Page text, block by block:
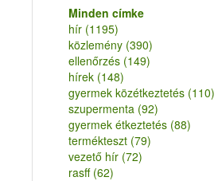
Minden címke
hír (1195)
közlemény (390)
ellenőrzés (149)
hírek (148)
gyermek közétkeztetés (110)
szupermenta (92)
gyermek étkeztetés (88)
termékteszt (79)
vezető hír (72)
rasff (62)